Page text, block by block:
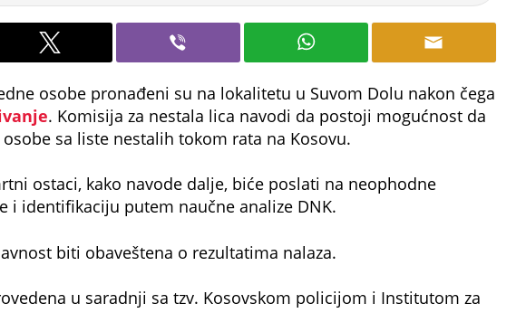
osobe pronađeni su na lokalitetu u Suvom Dolu nakon čega
. Komisija za nestala lica navodi da postoji mogućnost da
sa liste nestalih tokom rata na Kosovu.
ostaci, kako navode dalje, biće poslati na neophodne
i identifikaciju putem naučne analize DNK.
biti obaveštena o rezultatima nalaza.
u saradnji sa tzv. Kosovskom policijom i Institutom za